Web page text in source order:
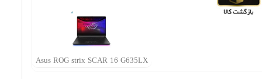
Asus ROG strix SCAR 16 G635LX